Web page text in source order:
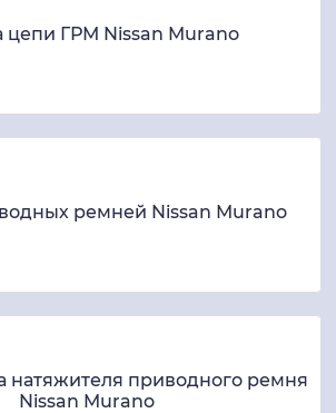
цепи ГРМ Nissan Murano
ремней Nissan Murano
натяжителя приводного ремня
Nissan Murano